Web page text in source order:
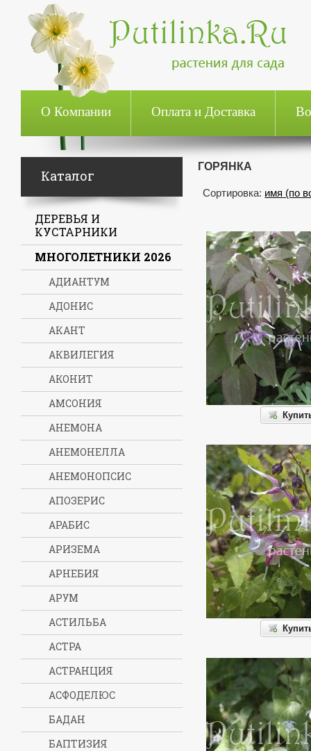
О Компании Оплата и Доставка
ГОРЯНКА
Сортировка: имя (по
Каталог
ДЕРЕВЬЯ И
КУСТАРНИКИ
МНОГОЛЕТНИКИ 2026
АДИАНТУМ
АДОНИС
АКАНТ
АКВИЛЕГИЯ
АКОНИТ
АМСОНИЯ
АНЕМОНА
АНЕМОНЕЛЛА
АНЕМОНОПСИС
АПОЗЕРИС
АРАБИС
АРИЗЕМА
АРНЕБИЯ
АРУМ
АСТИЛЬБА
АСТРА
АСТРАНЦИЯ
АСФОДЕЛЮС
БАДАН
БАПТИЗИЯ